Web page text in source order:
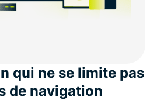
qui ne se limite pas
de navigation